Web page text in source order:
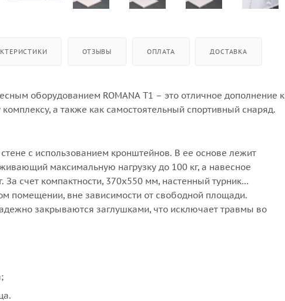
ОТЗЫВЫ ОПЛАТА ДОСТАВКА
оборудованием ROMANA T1 – это отличное дополнение к
а также как самостоятельный спортивный снаряд.
стене с использованием кронштейнов. В ее основе лежит
максимальную нагрузку до 100 кг, а навесное
За счет компактности, 370х550 мм, настенный турник
помещении, вне зависимости от свободной площади.
закрываются заглушками, что исключает травмы во